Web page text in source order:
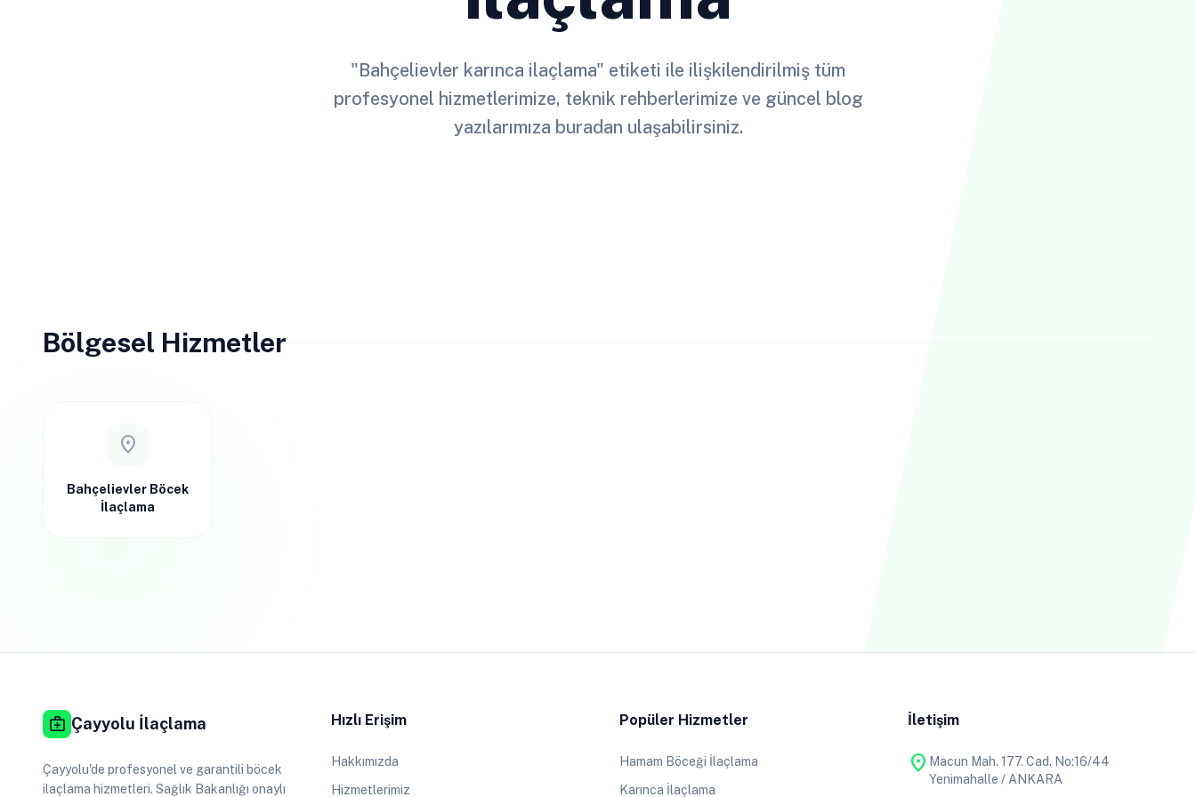
"Bahçelievler karınca ilaçlama" etiketi ile ilişkilendirilmiş tüm
profesyonel hizmetlerimize, teknik rehberlerimize ve güncel blog
yazılarımıza buradan ulaşabilirsiniz.
Bölgesel Hizmetler
location_on
Bahçelievler Böcek
İlaçlama
medical_services Çayyolu İlaçlama
Çayyolu'de profesyonel ve garantili böcek
ilaçlama hizmetleri. Sağlık Bakanlığı onaylı
Hızlı Erişim
Hakkımızda
Hizmetlerimiz
Popüler Hizmetler
Hamam Böceği İlaçlama
Karınca İlaçlama
İletişim
location_on Macun Mah. 177. Cad. No:16/44
Yenimahalle / ANKARA